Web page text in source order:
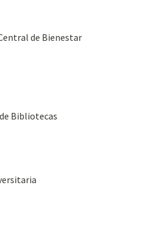
de Bienestar
Bibliotecas